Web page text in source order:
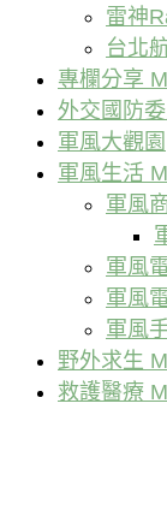
雷神
台北
專欄分享
外交國防
軍風大觀園
軍風生活
軍風
軍風
軍風
軍風
野外求生
救護醫療